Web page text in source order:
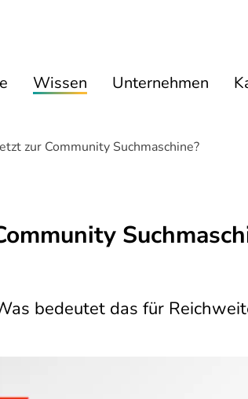
Wissen Unternehmen
zur Community Suchmaschine?
bedeutet das für